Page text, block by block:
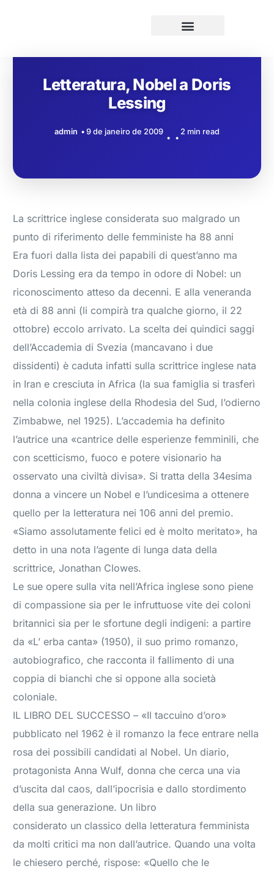
Letteratura, Nobel a Doris
Lessing
admin 9 de janeiro de 2009 2 min read
La scrittrice inglese considerata suo malgrado un
punto di riferimento delle femministe ha 88 anni
Era fuori dalla lista dei papabili di quest’anno ma
Doris Lessing era da tempo in odore di Nobel: un
riconoscimento atteso da decenni. E alla veneranda
età di 88 anni (li compirà tra qualche giorno, il 22
ottobre) eccolo arrivato. La scelta dei quindici saggi
dell’Accademia di Svezia (mancavano i due
dissidenti) è caduta infatti sulla scrittrice inglese nata
in Iran e cresciuta in Africa (la sua famiglia si trasferì
nella colonia inglese della Rhodesia del Sud, l’odierno
Zimbabwe, nel 1925). L’accademia ha definito
l’autrice una «cantrice delle esperienze femminili, che
con scetticismo, fuoco e potere visionario ha
osservato una civiltà divisa». Si tratta della 34esima
donna a vincere un Nobel e l’undicesima a ottenere
quello per la letteratura nei 106 anni del premio.
«Siamo assolutamente felici ed è molto meritato», ha
detto in una nota l’agente di lunga data della
scrittrice, Jonathan Clowes.
Le sue opere sulla vita nell’Africa inglese sono piene
di compassione sia per le infruttuose vite dei coloni
britannici sia per le sfortune degli indigeni: a partire
da «L’ erba canta» (1950), il suo primo romanzo,
autobiografico, che racconta il fallimento di una
coppia di bianchi che si oppone alla società
coloniale.
IL LIBRO DEL SUCCESSO – «Il taccuino d’oro»
pubblicato nel 1962 è il romanzo la fece entrare nella
rosa dei possibili candidati al Nobel. Un diario,
protagonista Anna Wulf, donna che cerca una via
d’uscita dal caos, dall’ipocrisia e dallo stordimento
della sua generazione. Un libro
considerato un classico della letteratura femminista
da molti critici ma non dall’autrice. Quando una volta
le chiesero perché, rispose: «Quello che le